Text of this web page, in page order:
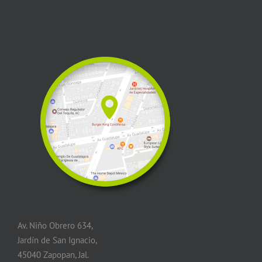
Av. Niño Obrero 634,
Jardín de San Ignacio,
45040 Zapopan, Jal.